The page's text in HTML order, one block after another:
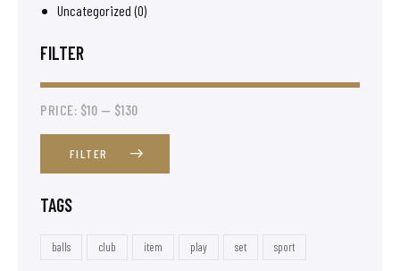
Uncategorized (0)
FILTER
FILTER
PRICE: $10 — $130
TAGS
balls club item play set sport